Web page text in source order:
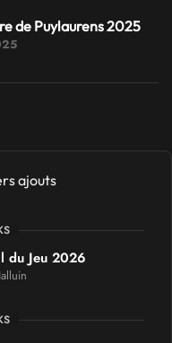
de Puylaurens 2025
ajouts
du Jeu 2026